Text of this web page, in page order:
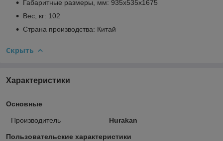
Габаритные размеры, мм: 935х535х1675
Вес, кг: 102
Страна производства: Китай
Скрыть
Характеристики
Основные
Производитель Hurakan
Пользовательские характеристики